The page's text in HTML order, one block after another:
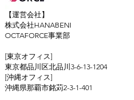
【運営会社】
株式会社HANABENI
OCTAFORCE事業部
[東京オフィス]
東京都品川区北品川3-6-13-1204
[沖縄オフィス]
​沖縄県那覇市銘苅2-3-1-401